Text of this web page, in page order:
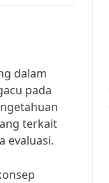
dalam
pada
terkait
evaluasi.